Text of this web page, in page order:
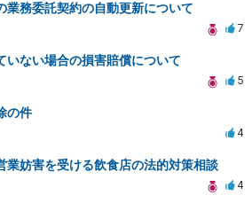
業務委託契約の自動更新について
7
いない場合の損害賠償について
5
の件
4
業妨害を受ける飲食店の法的対策相談
4